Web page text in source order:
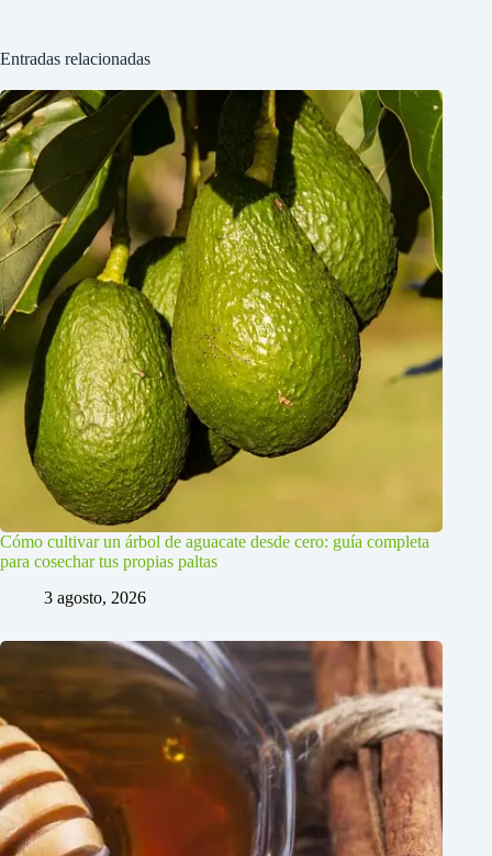
Entradas relacionadas
Cómo cultivar un árbol de aguacate desde cero: guía completa
para cosechar tus propias paltas
3 agosto, 2026